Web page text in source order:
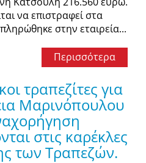
να επιστραφεί στα
στην εταιρεία...
Περισσότερα
τραπεζίτες για
Μαρινόπουλου
στις καρέκλες
των Τραπεζών.